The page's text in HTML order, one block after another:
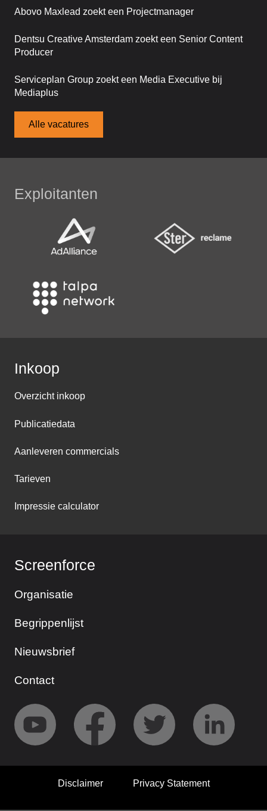
Abovo Maxlead zoekt een Projectmanager
Dentsu Creative Amsterdam zoekt een Senior Content
Producer
Serviceplan Group zoekt een Media Executive bij
Mediaplus
Alle vacatures
Exploitanten
Inkoop
Overzicht inkoop
Publicatiedata
Aanleveren commercials
Tarieven
Impressie calculator
Screenforce
Organisatie
Begrippenlijst
Nieuwsbrief
Contact
Disclaimer Privacy Statement